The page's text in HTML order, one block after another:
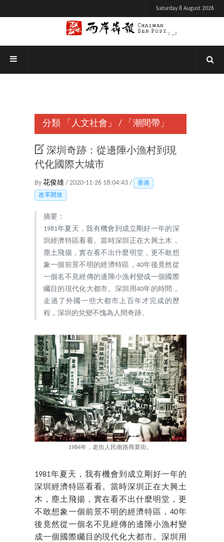
Saturday 8 August 2026
分類 「人文社會」 / 「潮間帶」
深圳奇跡：從邊陲小漁村到現
代化國際大城市
By 花俊雄 / 2020-11-26 18:04:43 /
香港
改革開放
摘要：
1981年夏天，我有機會到成立剛好一年的深
圳經濟特區看看。當時深圳正在大興土木，
塵土飛揚，實在看不出什麼明堂，更不敢想
象一個前景不明的經濟特區，40年後竟然從
一個名不見經傳的邊陲小漁村變成一個國際
矚目的現代化大都市。深圳用40年的時間，
走過了外國一些大都市上百年才完成的歷
程，深圳的兌變不愧為人間奇跡。
1984年，老街人民南路商業街。
1981年夏天，我有機會到成立剛好一年的
深圳經濟特區看看。當時深圳正在大興土
木，塵土飛揚，實在看不出什麼明堂，更
不敢想象一個前景不明的經濟特區，40年
後竟然從一個名不見經傳的邊陲小漁村變
成一個國際矚目的現代化大都市。深圳用